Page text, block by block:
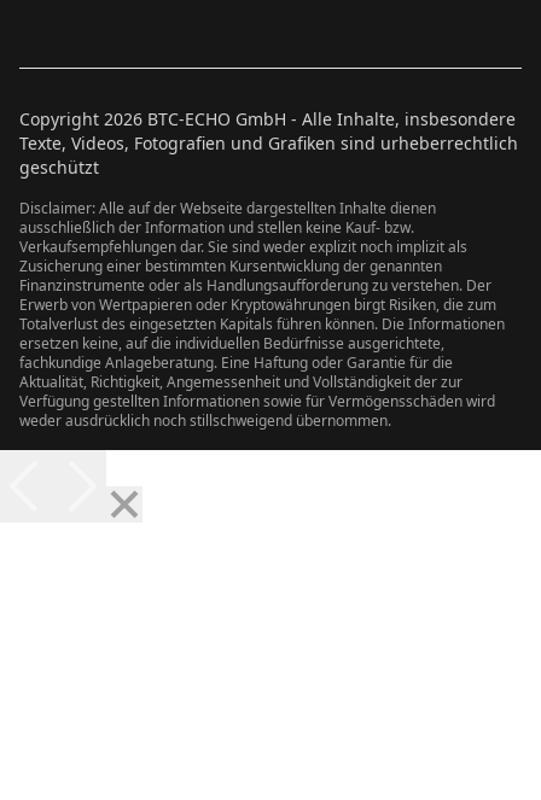
Copyright 2026 BTC-ECHO GmbH - Alle Inhalte, insbesondere
Texte, Videos, Fotografien und Grafiken sind urheberrechtlich
geschützt
Disclaimer: Alle auf der Webseite dargestellten Inhalte dienen
ausschließlich der Information und stellen keine Kauf- bzw.
Verkaufsempfehlungen dar. Sie sind weder explizit noch implizit als
Zusicherung einer bestimmten Kursentwicklung der genannten
Finanzinstrumente oder als Handlungsaufforderung zu verstehen. Der
Erwerb von Wertpapieren oder Kryptowährungen birgt Risiken, die zum
Totalverlust des eingesetzten Kapitals führen können. Die Informationen
ersetzen keine, auf die individuellen Bedürfnisse ausgerichtete,
fachkundige Anlageberatung. Eine Haftung oder Garantie für die
Aktualität, Richtigkeit, Angemessenheit und Vollständigkeit der zur
Verfügung gestellten Informationen sowie für Vermögensschäden wird
weder ausdrücklich noch stillschweigend übernommen.